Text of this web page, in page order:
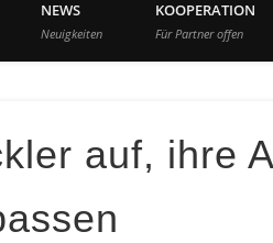
NEWS
Neuigkeiten
KOOPERATION
Für Partner offen
auf, ihre